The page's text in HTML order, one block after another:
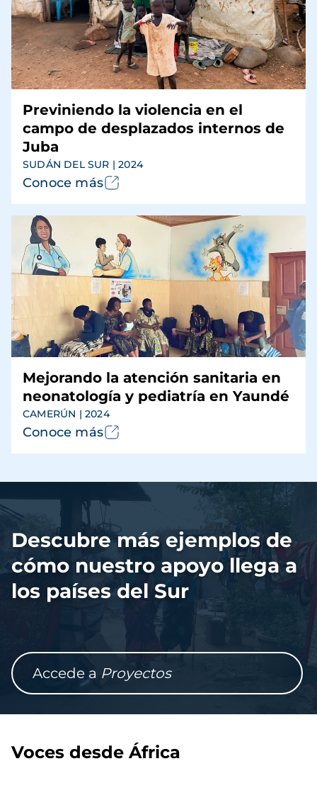
Previniendo la violencia en el
campo de desplazados internos de
Juba
SUDÁN DEL SUR | 2024
Conoce más
Mejorando la atención sanitaria en
neonatología y pediatría en Yaundé
CAMERÚN | 2024
Conoce más
Archivo
de
Descubre más ejemplos de
cómo nuestro apoyo llega a
los países del Sur
Accede a Proyectos
Voces desde África